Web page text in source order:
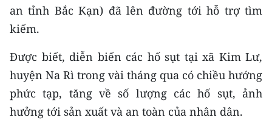
Media Khoa học - Công nghệ
Media Môi trường
Ảnh
Infographic
an tỉnh Bắc Kạn) đã lên đường tới hỗ trợ tìm
kiếm.
Được biết, diễn biến các hố sụt tại xã Kim Lư,
huyện Na Rì trong vài tháng qua có chiều hướng
phức tạp, tăng về số lượng các hố sụt, ảnh
hưởng tới sản xuất và an toàn của nhân dân.